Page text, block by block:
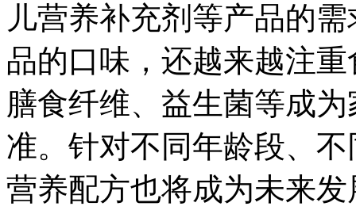
儿营养补充剂等产品的
品的口味，还越来越注
膳食纤维、益生菌等成
准。针对不同年龄段、
营养配方也将成为未来